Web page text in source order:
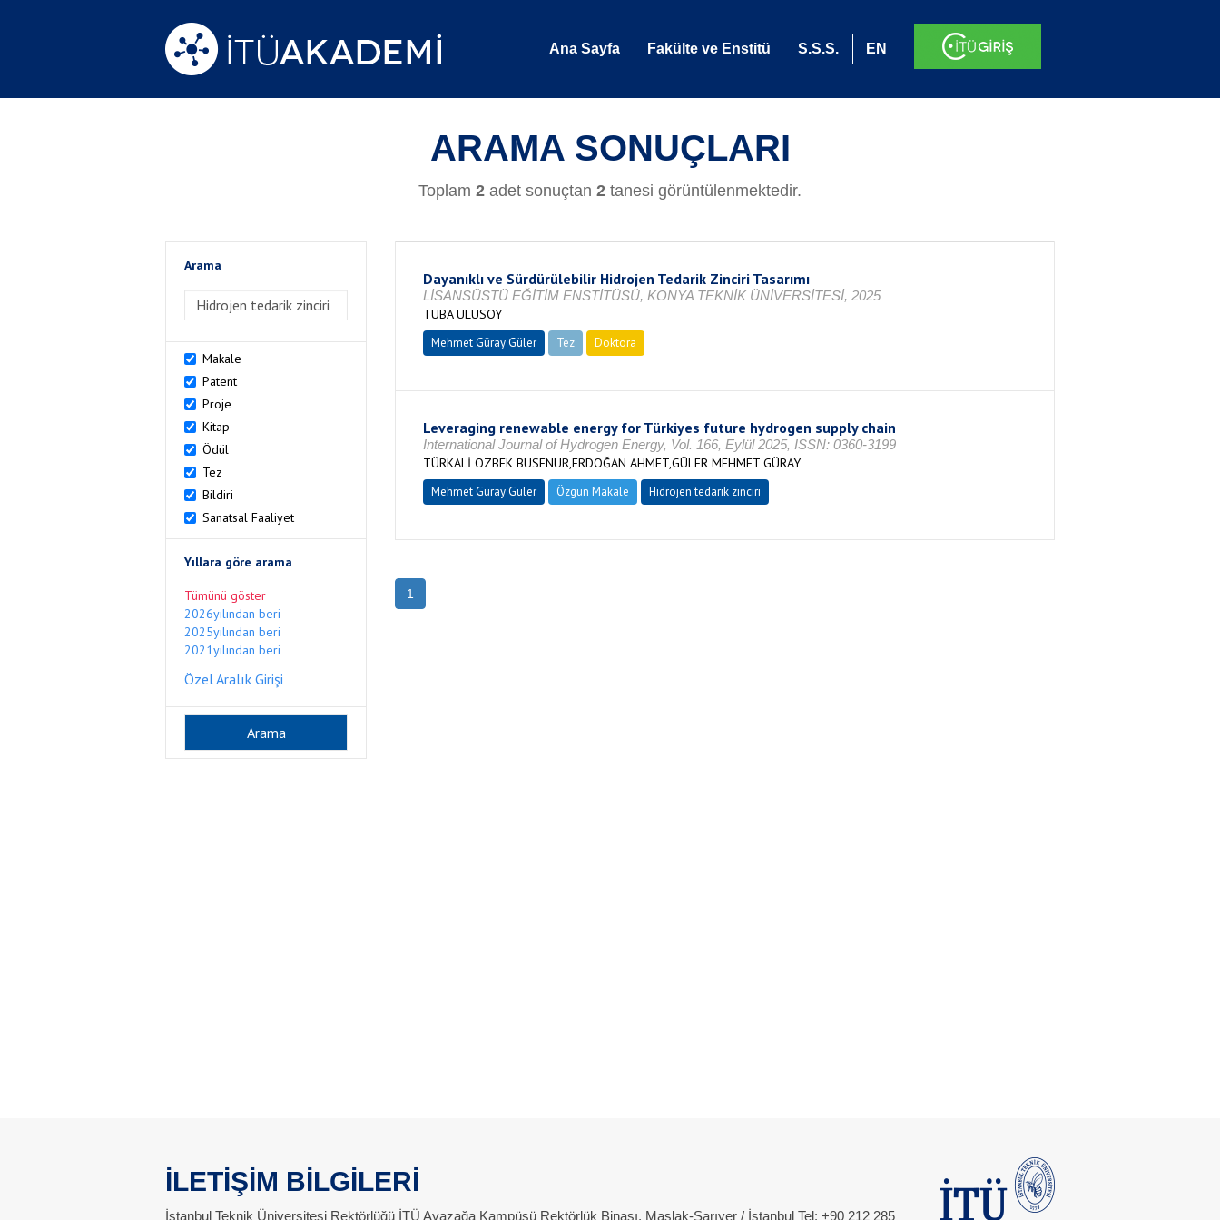
Ana Sayfa Fakülte ve Enstitü S.S.S. EN
ARAMA SONUÇLARI
Toplam 2 adet sonuçtan 2 tanesi görüntülenmektedir.
Arama
>Arama
Makale
Patent
Proje
Kitap
Ödül
Tez
Bildiri
Sanatsal Faaliyet
Yıllara göre arama
Tümünü göster
2026yılından beri
2025yılından beri
2021yılından beri
Özel Aralık Girişi
Dayanıklı ve Sürdürülebilir Hidrojen Tedarik Zinciri Tasarımı
LİSANSÜSTÜ EĞİTİM ENSTİTÜSÜ, KONYA TEKNİK ÜNİVERSİTESİ, 2025
TUBA ULUSOY
Mehmet Güray Güler Tez Doktora
Leveraging renewable energy for Türkiyes future hydrogen supply chain
International Journal of Hydrogen Energy, Vol. 166, Eylül 2025, ISSN: 0360-3199
TÜRKALİ ÖZBEK BUSENUR,ERDOĞAN AHMET,GÜLER MEHMET GÜRAY
Mehmet Güray Güler Özgün Makale Hidrojen tedarik zinciri
1
İLETİŞİM BİLGİLERİ
İstanbul Teknik Üniversitesi Rektörlüğü İTÜ Ayazağa Kampüsü Rektörlük Binası, Maslak-Sarıyer / İstanbul Tel: +90 212 285